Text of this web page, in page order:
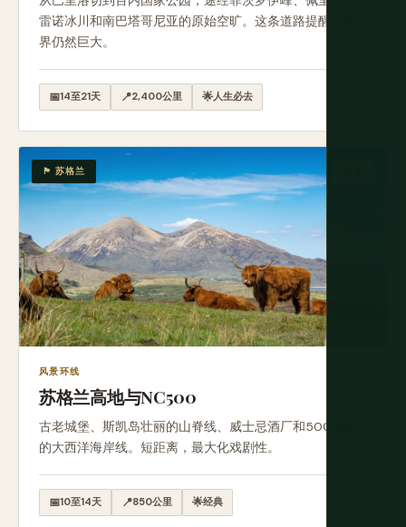
雷诺冰川和南巴塔哥尼亚的原始空旷。这条道路提醒你世
界仍然巨大。
📅14至21天 📍2,400公里 🌟人生必去
🏴󠁧󠁢󠁳󠁣󠁴󠁿 苏格兰
风景环线
苏格兰高地与NC500
古老城堡、斯凯岛壮丽的山脊线、威士忌酒厂和500英里
的大西洋海岸线。短距离，最大化戏剧性。
📅10至14天 📍850公里 🌟经典